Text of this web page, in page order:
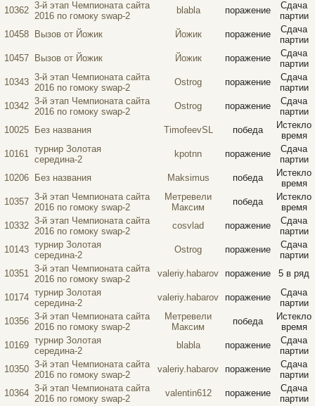
10362 3-й этап Чемпионата сайта
2016 по гомоку swap-2
blabla поражение
Сдача
партии
10458
Вызов от Йожик Йожик поражение
Сдача
партии
10457
Вызов от Йожик Йожик поражение
Сдача
партии
10343 3-й этап Чемпионата сайта
2016 по гомоку swap-2
Ostrog поражение
Сдача
партии
10342 3-й этап Чемпионата сайта
2016 по гомоку swap-2
Ostrog поражение
Сдача
партии
10025
Без названия TimofeevSL победа
Истекло
время
10161 турнир Золотая
середина-2
kpotnn поражение
Сдача
партии
10206
Без названия Maksimus победа
Истекло
время
10357 3-й этап Чемпионата сайта
2016 по гомоку swap-2
Метревели
Максим
победа
Истекло
время
10332 3-й этап Чемпионата сайта
2016 по гомоку swap-2
cosvlad поражение
Сдача
партии
10143 турнир Золотая
середина-2
Ostrog поражение
Сдача
партии
10351 3-й этап Чемпионата сайта
2016 по гомоку swap-2
valeriy.habarov поражение 5 в ряд
10174 турнир Золотая
середина-2
valeriy.habarov поражение
Сдача
партии
10356 3-й этап Чемпионата сайта
2016 по гомоку swap-2
Метревели
Максим
победа
Истекло
время
10169 турнир Золотая
середина-2
blabla поражение
Сдача
партии
10350 3-й этап Чемпионата сайта
2016 по гомоку swap-2
valeriy.habarov поражение
Сдача
партии
10364 3-й этап Чемпионата сайта
2016 по гомоку swap-2
valentin612 поражение
Сдача
партии